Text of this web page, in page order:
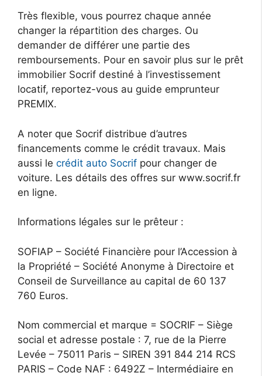
Très flexible, vous pourrez chaque année
changer la répartition des charges. Ou
demander de différer une partie des
remboursements. Pour en savoir plus sur le prêt
immobilier Socrif destiné à l’investissement
locatif, reportez-vous au guide emprunteur
PREMIX.
A noter que Socrif distribue d’autres
financements comme le crédit travaux. Mais
aussi le crédit auto Socrif pour changer de
voiture. Les détails des offres sur www.socrif.fr
en ligne.
Informations légales sur le prêteur :
SOFIAP – Société Financière pour l’Accession à
la Propriété – Société Anonyme à Directoire et
Conseil de Surveillance au capital de 60 137
760 Euros.
Nom commercial et marque = SOCRIF – Siège
social et adresse postale : 7, rue de la Pierre
Levée – 75011 Paris – SIREN 391 844 214 RCS
PARIS – Code NAF : 6492Z – Intermédiaire en